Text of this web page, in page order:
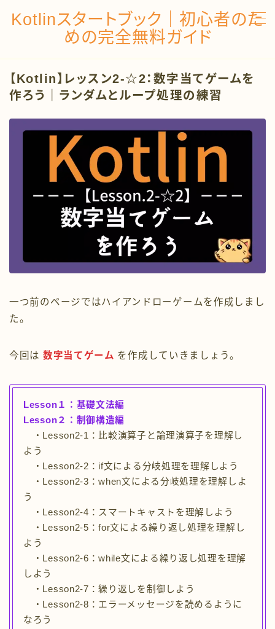
Kotlinスタートブック｜初心者のた
めの完全無料ガイド
トップページ
Kotlinの開発環境を構築しよう
レッスン１：基礎文法編
レッスン２：制御構造編
レッスン３：関数編
レッスン４：コレクション編
Kotlinで色々なゲームを作ろう
Kotlin以外の言語の紹介
【Kotlin】レッスン2-☆2：数字当てゲームを
作ろう｜ランダムとループ処理の練習
一つ前のページではハイアンドローゲームを作成しまし
た。
今回は 数字当てゲーム を作成していきましょう。
Lesson１：基礎文法編
Lesson２：制御構造編
・Lesson2-1：比較演算子と論理演算子を理解し
よう
・Lesson2-2：if文による分岐処理を理解しよう
・Lesson2-3：when文による分岐処理を理解しよ
う
・Lesson2-4：スマートキャストを理解しよう
・Lesson2-5：for文による繰り返し処理を理解し
よう
・Lesson2-6：while文による繰り返し処理を理解
しよう
・Lesson2-7：繰り返しを制御しよう
・Lesson2-8：エラーメッセージを読めるように
なろう